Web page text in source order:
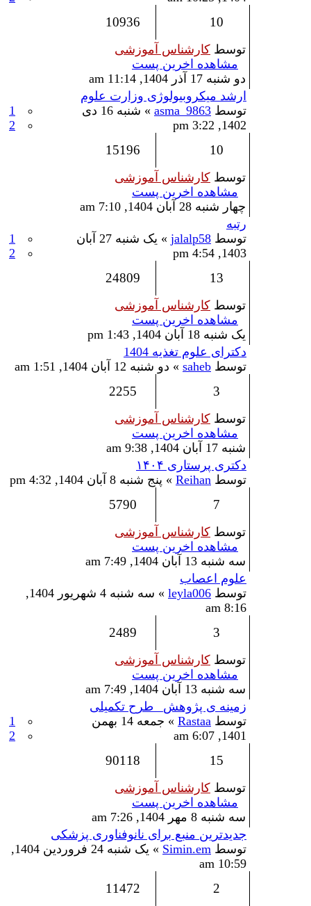
10
10936
توسط کارشناس آموزشی
مشاهده اخرین پست
دو شنبه 17 آذر 1404, 11:14 am
ارشد میکروبیولوژی وزارت علوم
1
2
توسط asma_9863
» شنبه 16 دی
1402, 3:22 pm
10
15196
توسط کارشناس آموزشی
مشاهده اخرین پست
چهار شنبه 28 آبان 1404, 7:10 am
رتبه
1
2
توسط jalalp58
» یک شنبه 27 آبان
1403, 4:54 pm
13
24809
توسط کارشناس آموزشی
مشاهده اخرین پست
یک شنبه 18 آبان 1404, 1:43 pm
دکترای علوم تغذیه 1404
توسط saheb » دو شنبه 12 آبان 1404, 1:51 am
3
2255
توسط کارشناس آموزشی
مشاهده اخرین پست
شنبه 17 آبان 1404, 9:38 am
دکتری پرستاری ۱۴۰۴
توسط Reihan » پنج شنبه 8 آبان 1404, 4:32 pm
7
5790
توسط کارشناس آموزشی
مشاهده اخرین پست
سه شنبه 13 آبان 1404, 7:49 am
علوم اعصاب
توسط leyla006
» سه شنبه 4 شهریور 1404,
8:16 am
3
2489
توسط کارشناس آموزشی
مشاهده اخرین پست
سه شنبه 13 آبان 1404, 7:49 am
زمینه ی پژوهش_ طرح تکمیلی
1
2
توسط Rastaa
» جمعه 14 بهمن
1401, 6:07 am
15
90118
توسط کارشناس آموزشی
مشاهده اخرین پست
سه شنبه 8 مهر 1404, 7:26 am
جدیدترین منبع برای نانوفناوری پزشکی
توسط Simin.em
» یک شنبه 24 فروردین 1404,
10:59 am
2
11472